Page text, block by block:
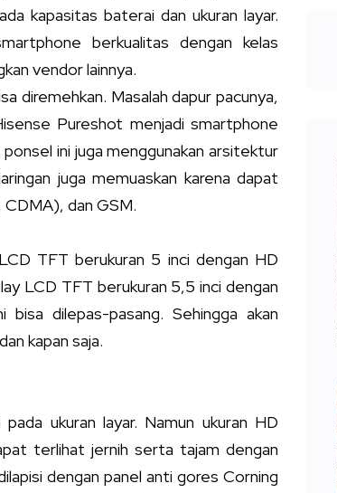
kapasitas baterai dan ukuran layar.
berkualitas dengan kelas
vendor lainnya.
diremehkan. Masalah dapur pacunya,
Pureshot menjadi smartphone
ini juga menggunakan arsitektur
juga memuaskan karena dapat
CDMA), dan GSM.
TFT berukuran 5 inci dengan HD
LCD TFT berukuran 5,5 inci dengan
dilepas-pasang. Sehingga akan
kapan saja.
ukuran layar. Namun ukuran HD
terlihat jernih serta tajam dengan
dengan panel anti gores Corning